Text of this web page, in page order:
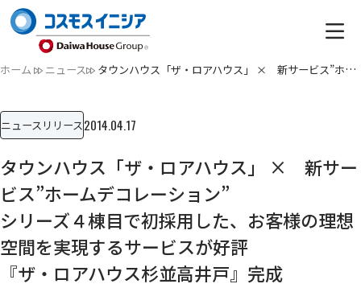
ホーム ニュース タウンハウス「ザ・ロアハウス」 × 新サービス”ホームデ…
ニュースリリース2014.04.17
タウンハウス「ザ・ロアハウス」 × 新サー
ビス”ホームデコレーション”
シリーズ４棟目で初採用した、お客様の理想
空間を実現するサービスが好評
『ザ・ロアハウス杉並高井戸』完成